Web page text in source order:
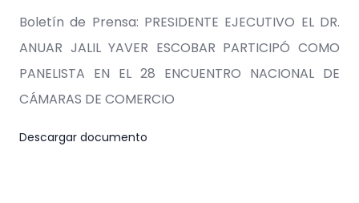
Boletín de Prensa: PRESIDENTE EJECUTIVO EL DR.
ANUAR JALIL YAVER ESCOBAR PARTICIPÓ COMO
PANELISTA EN EL 28 ENCUENTRO NACIONAL DE
CÁMARAS DE COMERCIO
Descargar documento